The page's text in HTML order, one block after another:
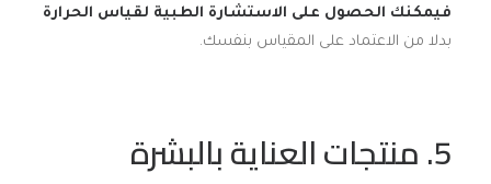
فيمكنك الحصول على الاستشارة الطبية لقياس الحرارة
بدلا من الاعتماد على المقياس بنفسك.
5. منتجات العناية بالبشرة